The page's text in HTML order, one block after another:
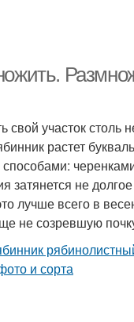
свой участок
растет
затянется не
лучше всего в
не созревшую